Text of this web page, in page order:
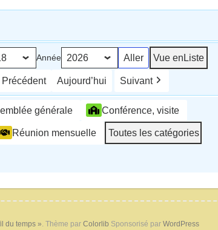
Année Vue en Liste
Précédent Aujourd’hui Suivant
générale Conférence, visite
Réunion mensuelle Toutes les catégories
du temps ». Thème par Colorlib Sponsorisé par WordPress